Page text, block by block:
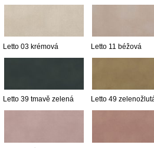
Letto 03 krémová Letto 11 béžová
Letto 39 tmavě zelená Letto 49